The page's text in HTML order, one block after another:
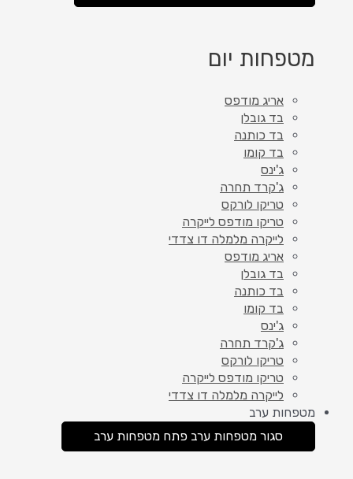
מטפחות יום
אריג מודפס
בד גובלן
בד כותנה
בד קומו
ג'ינס
ג'קרד תחרה
טריקו לורקס
טריקו מודפס לייקרה
לייקרה מלמלה דו צדדי
אריג מודפס
בד גובלן
בד כותנה
בד קומו
ג'ינס
ג'קרד תחרה
טריקו לורקס
טריקו מודפס לייקרה
לייקרה מלמלה דו צדדי
מטפחות ערב
סגור מטפחות ערב פתח מטפחות ערב